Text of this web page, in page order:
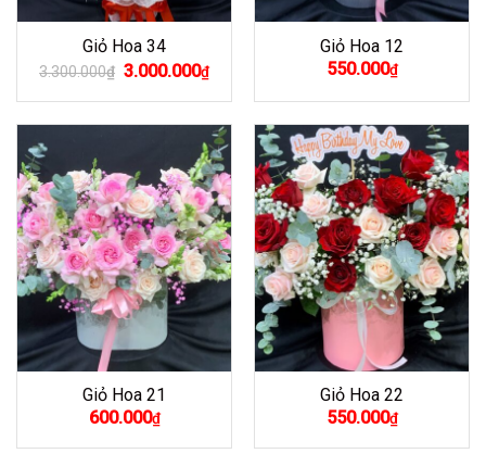
Giỏ Hoa 34
3.300.000₫ Giá
là:
3.300.000₫.
3.000.000₫Giá
hiện
tại
là:
3.000.000₫.
Giỏ Hoa 12
550.000₫
Giỏ Hoa 21
600.000₫
Giỏ Hoa 22
550.000₫